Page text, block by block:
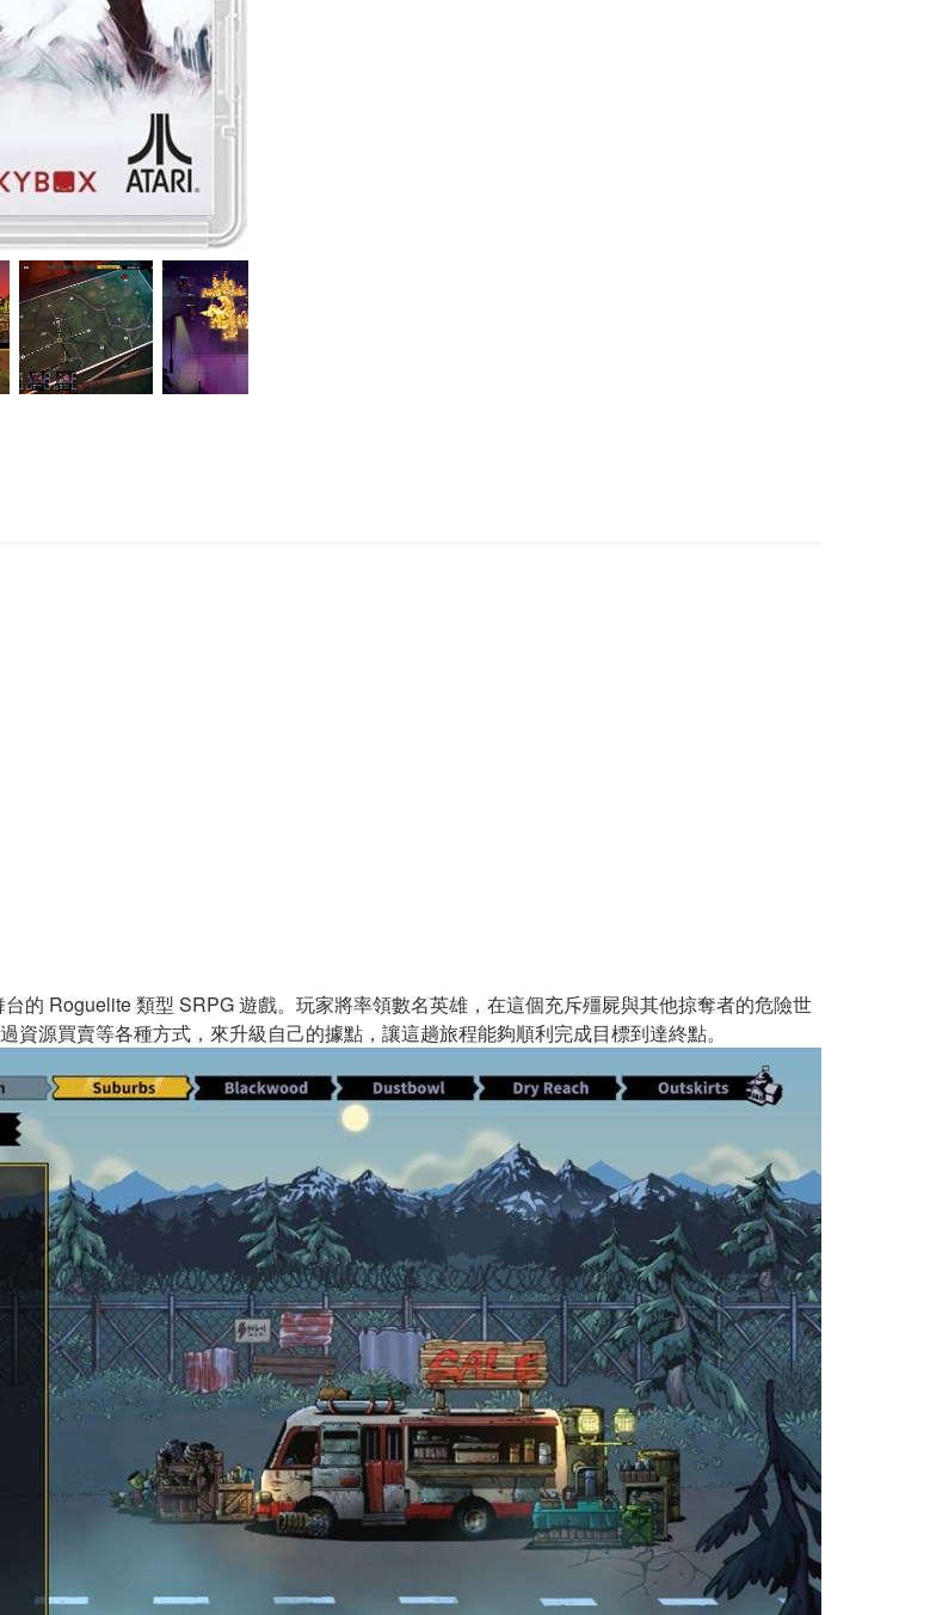
Roguelite 類型 SRPG 遊戲。玩家將率領數名英雄，在這個充斥殭屍與其他掠奪者的危險世
源買賣等各種方式，來升級自己的據點，讓這趟旅程能夠順利完成目標到達終點。